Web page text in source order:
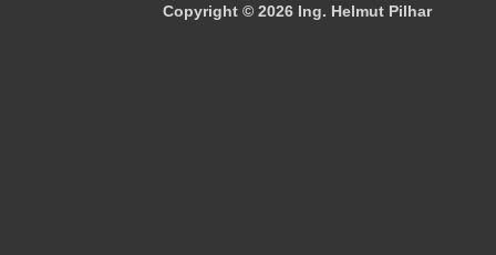
Copyright © 2026 Ing. Helmut Pilhar